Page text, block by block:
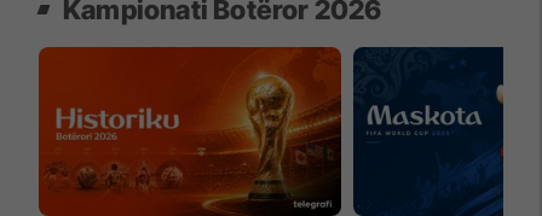
Kampionati Botëror 2026